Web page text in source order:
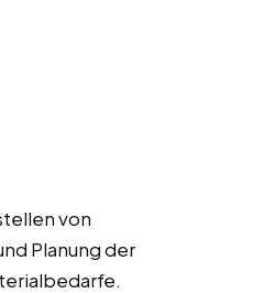
von
Planung der